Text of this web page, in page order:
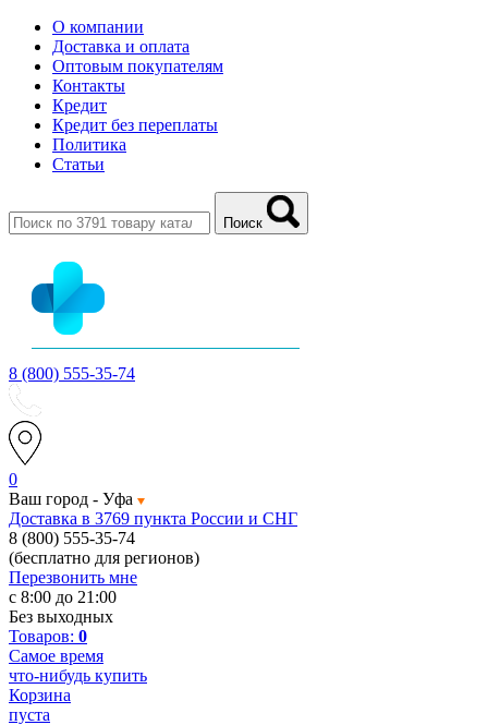
О компании
Доставка и оплата
Оптовым покупателям
Контакты
Кредит
Кредит без переплаты
Политика
Статьи
Поиск
8 (800) 555-35-74
0
Ваш город - Уфа
Доставка в 3769 пункта России и СНГ
8 (800) 555-35-74
(бесплатно для регионов)
Перезвонить мне
с 8:00 до 21:00
Без выходных
Товаров: 0
Самое время
что-нибудь купить
Корзина
пуста